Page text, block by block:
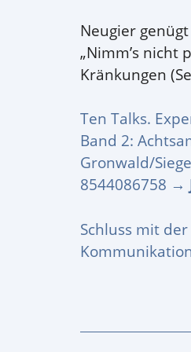
Neugier genügt
„Nimm’s nicht
Kränkungen
Ten Talks.
Band 2:
Gronwald/
8544086758 →
Schluss mit